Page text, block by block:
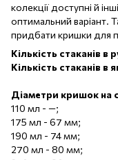
колекції доступні й
оптимальний варіант.
придбати кришки для
Кількість стаканів в
Кількість стаканів в
Діаметри кришок на
110 мл - —;
175 мл - 67 мм;
190 мл - 74 мм;
270 мл - 80 мм;